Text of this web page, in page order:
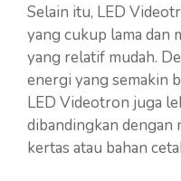
Selain itu, LED
yang cukup lama dan
yang relatif mudah.
energi yang semakin
LED Videotron juga
dibandingkan dengan
kertas atau bahan